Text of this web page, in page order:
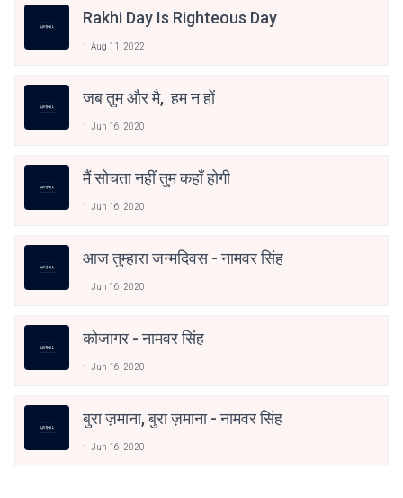
Rakhi Day Is Righteous Day
Aug 11, 2022
जब तुम और मै, हम न हों
Jun 16, 2020
मैं सोचता नहीं तुम कहाँ होगी
Jun 16, 2020
आज तुम्हारा जन्मदिवस - नामवर सिंह
Jun 16, 2020
कोजागर - नामवर सिंह
Jun 16, 2020
बुरा ज़माना, बुरा ज़माना - नामवर सिंह
Jun 16, 2020